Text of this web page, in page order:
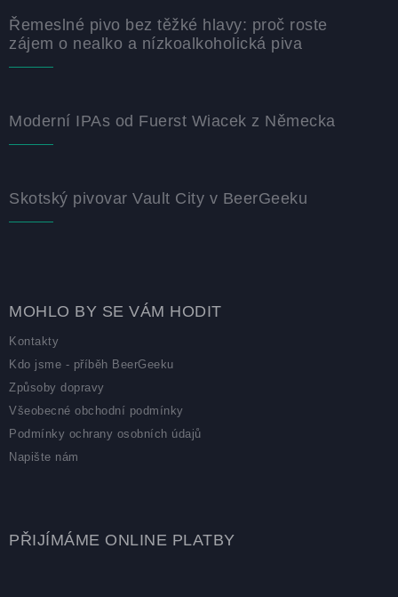
Řemeslné pivo bez těžké hlavy: proč roste
zájem o nealko a nízkoalkoholická piva
Moderní IPAs od Fuerst Wiacek z Německa
Skotský pivovar Vault City v BeerGeeku
MOHLO BY SE VÁM HODIT
Kontakty
Kdo jsme - příběh BeerGeeku
Způsoby dopravy
Všeobecné obchodní podmínky
Podmínky ochrany osobních údajů
Napište nám
PŘIJÍMÁME ONLINE PLATBY